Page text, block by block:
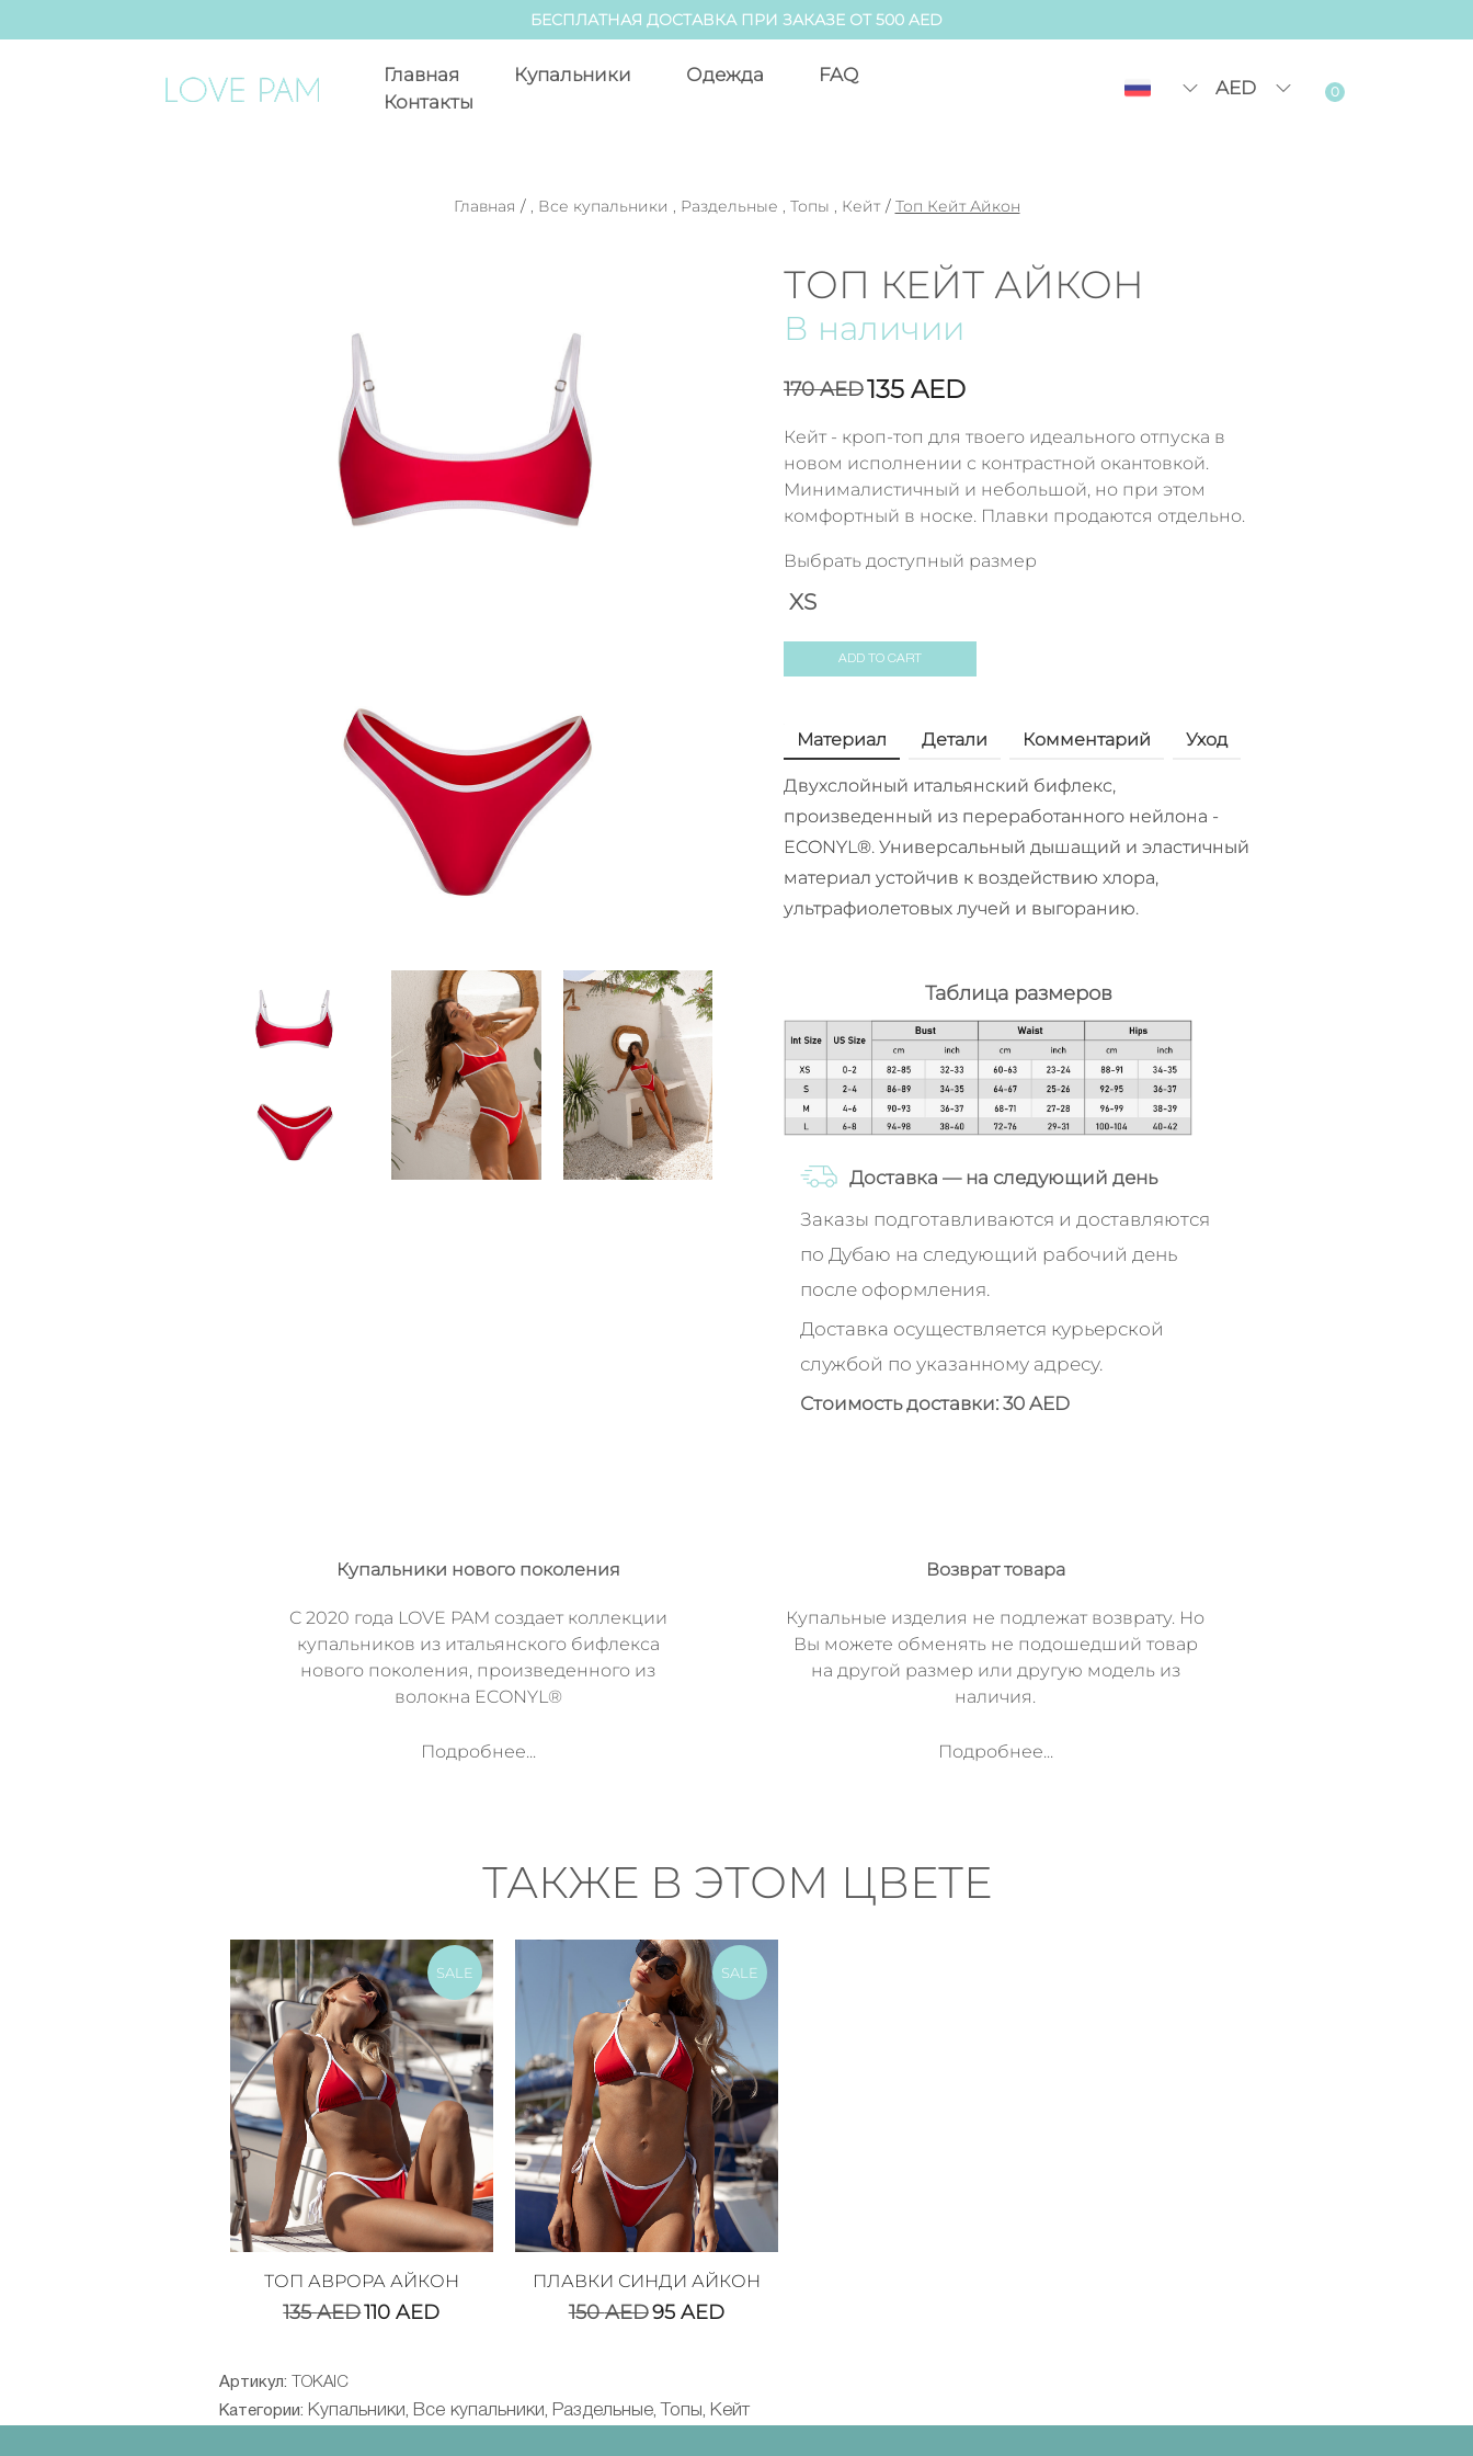
БЕСПЛАТНАЯ ДОСТАВКА ПРИ ЗАКАЗЕ ОТ 500 AED
Главная Купальники Одежда
FAQ
Контакты
AED 0
Главная / , Все купальники , Раздельные , Топы , Кейт / Топ Кейт Айкон
ТОП КЕЙТ АЙКОН
В наличии
170AED135 AED
Кейт - кроп-топ для твоего идеального отпуска в
новом исполнении с контрастной окантовкой.
Минималистичный и небольшой, но при этом
комфортный в носке. Плавки продаются отдельно.
Выбрать доступный размер
XS
ADD TO CART
Материал Детали Комментарий Уход
Двухслойный итальянский бифлекс,
произведенный из переработанного нейлона -
ECONYL®. Универсальный дышащий и эластичный
материал устойчив к воздействию хлора,
ультрафиолетовых лучей и выгоранию.
Таблица размеров
Доставка — на следующий день
Заказы подготавливаются и доставляются
по Дубаю на следующий рабочий день
после оформления.
Доставка осуществляется курьерской
службой по указанному адресу.
Стоимость доставки: 30 AED
Купальники нового поколения
C 2020 года LOVE PAM создает коллекции
купальников из итальянского бифлекса
нового поколения, произведенного из
волокна ECONYL®
Подробнее...
Возврат товара
Купальные изделия не подлежат возврату. Но
Вы можете обменять не подошедший товар
на другой размер или другую модель из
наличия.
Подробнее...
ТАКЖЕ В ЭТОМ ЦВЕТЕ
SALE
ТОП АВРОРА АЙКОН
135AED110AED
SALE
ПЛАВКИ СИНДИ АЙКОН
150AED95 AED
Артикул:
TOKAIC
Категории: Купальники, Все купальники, Раздельные, Топы, Кейт